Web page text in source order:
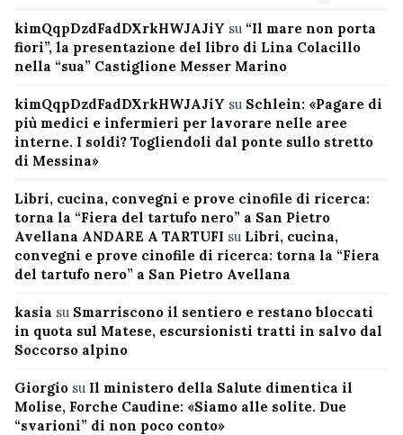
kimQqpDzdFadDXrkHWJAJiY su “Il mare non porta
fiori”, la presentazione del libro di Lina Colacillo
nella “sua” Castiglione Messer Marino
kimQqpDzdFadDXrkHWJAJiY su Schlein: «Pagare di
più medici e infermieri per lavorare nelle aree
interne. I soldi? Togliendoli dal ponte sullo stretto
di Messina»
Libri, cucina, convegni e prove cinofile di ricerca:
torna la “Fiera del tartufo nero” a San Pietro
Avellana ANDARE A TARTUFI su Libri, cucina,
convegni e prove cinofile di ricerca: torna la “Fiera
del tartufo nero” a San Pietro Avellana
kasia su Smarriscono il sentiero e restano bloccati
in quota sul Matese, escursionisti tratti in salvo dal
Soccorso alpino
Giorgio su Il ministero della Salute dimentica il
Molise, Forche Caudine: «Siamo alle solite. Due
“svarioni” di non poco conto»